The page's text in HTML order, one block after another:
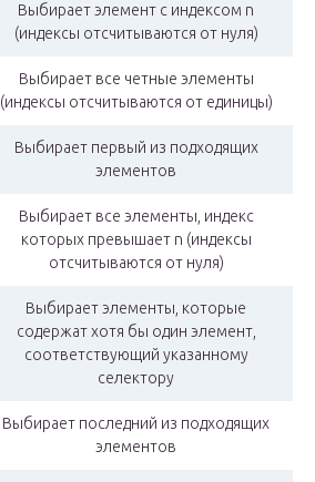
Выбирает элемент с индексом n
(индексы отсчитываются от нуля)
Выбирает все четные элементы
(индексы отсчитываются от единицы)
Выбирает первый из подходящих
элементов
Выбирает все элементы, индекс
которых превышает n (индексы
отсчитываются от нуля)
Выбирает элементы, которые
содержат хотя бы один элемент,
соответствующий указанному
селектору
Выбирает последний из подходящих
элементов